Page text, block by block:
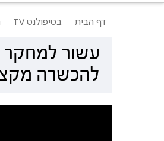
דף הבית בטיפולנט TV
עשור למחקר
להכשרה